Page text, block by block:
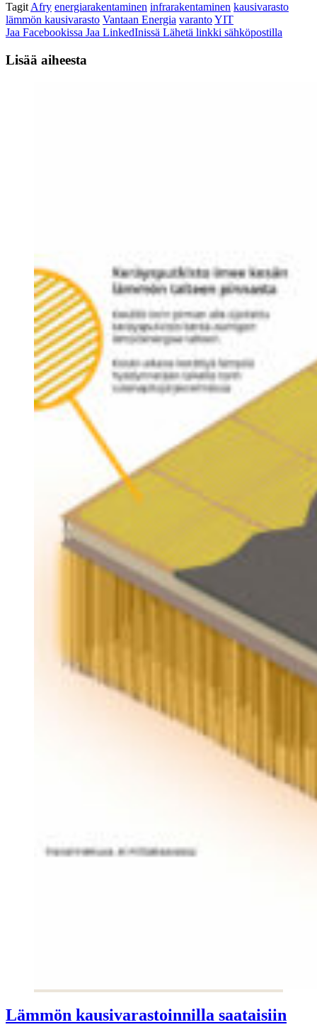
Tagit Afry energiarakentaminen infrarakentaminen kausivarasto
lämmön kausivarasto Vantaan Energia varantoYIT
Jaa Facebookissa Jaa LinkedInissä Lähetä linkki sähköpostilla
Lisää aiheesta
Lämmön kausivarastoinnilla saataisiin